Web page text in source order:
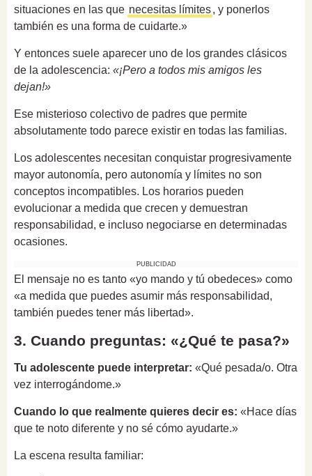
situaciones en las que necesitas límites, y ponerlos
también es una forma de cuidarte.»
Y entonces suele aparecer uno de los grandes clásicos
de la adolescencia: «¡Pero a todos mis amigos les
dejan!»
Ese misterioso colectivo de padres que permite
absolutamente todo parece existir en todas las familias.
Los adolescentes necesitan conquistar progresivamente
mayor autonomía, pero autonomía y límites no son
conceptos incompatibles. Los horarios pueden
evolucionar a medida que crecen y demuestran
responsabilidad, e incluso negociarse en determinadas
ocasiones.
PUBLICIDAD
El mensaje no es tanto «yo mando y tú obedeces» como
«a medida que puedes asumir más responsabilidad,
también puedes tener más libertad».
3. Cuando preguntas: «¿Qué te pasa?»
Tu adolescente puede interpretar: «Qué pesada/o. Otra
vez interrogándome.»
Cuando lo que realmente quieres decir es: «Hace días
que te noto diferente y no sé cómo ayudarte.»
La escena resulta familiar: